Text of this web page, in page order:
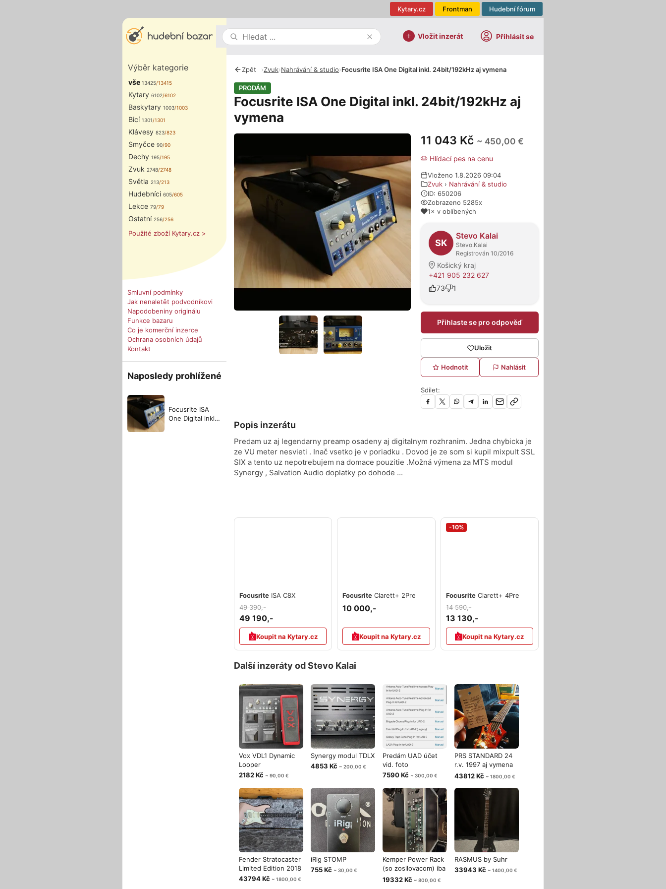
Hudební fórum
Frontman
Kytary.cz
Vložit inzerát Přihlásit se
Výběr kategorie
vše 13425/13415
Kytary 6102/6102
Baskytary 1003/1003
Bicí 1301/1301
Klávesy 823/823
Smyčce 90/90
Dechy 195/195
Zvuk 2748/2748
Světla 213/213
Hudebníci 605/605
Lekce 79/79
Ostatní 256/256
Použité zboží Kytary.cz >
Smluvní podmínky
Jak nenaletět podvodníkovi
Napodobeniny originálu
Funkce bazaru
Co je komerční inzerce
Ochrana osobních údajů
Kontakt
Naposledy prohlížené
Focusrite ISA
One Digital inkl.
Zpět ›Zvuk›Nahrávání & studio›Focusrite ISA One Digital inkl. 24bit/192kHz aj vymena
PRODÁM
Focusrite ISA One Digital inkl. 24bit/192kHz aj
vymena
Fotografie 11 043 Kč ~ 450,00 €
🐶 Hlídací pes na cenu
Vloženo 1.8.2026 09:04
Zvuk › Nahrávání & studio
ID: 650206
Zobrazeno 5285x
1× v oblíbených
O prodejci
SK
Stevo Kalai
Stevo.Kalai
Registrován 10/2016
Košický kraj
+421 905 232 627
73
1
Přihlaste se pro odpověď
Uložit
Hodnotit Nahlásit
Sdílet:
Popis inzerátu
Predam uz aj legendarny preamp osadeny aj digitalnym rozhranim. Jedna chybicka je
ze VU meter nesvieti . Inač vsetko je v poriadku . Dovod je ze som si kupil mixpult SSL
SIX a tento uz nepotrebujem na domace pouzitie .Možná výmena za MTS modul
Synergy , Salvation Audio doplatky po dohode ...
Focusrite ISA C8X
49 390,-
49 190,-
Koupit na Kytary.cz
Focusrite Clarett+ 2Pre
10 000,-
Koupit na Kytary.cz
-10%
Focusrite Clarett+ 4Pre
14 590,-
13 130,-
Koupit na Kytary.cz
Další inzeráty od Stevo Kalai
Vox VDL1 Dynamic
Looper
2182 Kč ~ 90,00 €
Synergy modul TDLX
4853 Kč ~ 200,00 €
Predám UAD účet
vid. foto
7590 Kč ~ 300,00 €
PRS STANDARD 24
r.v. 1997 aj vymena
za Ibanez
43812 Kč ~ 1800,00 €
Fender Stratocaster
Limited Edition 2018
43794 Kč ~ 1800,00 €
iRig STOMP
755 Kč ~ 30,00 €
Kemper Power Rack
(so zosilovacom) iba
800,-
19332 Kč ~ 800,00 €
RASMUS by Suhr
33943 Kč ~ 1400,00 €